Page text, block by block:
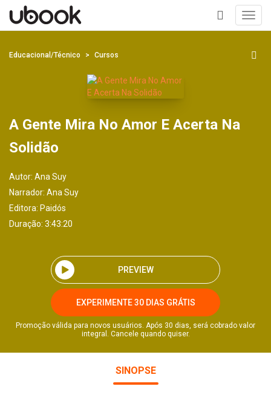
+
Educacional/Técnico Cursos
A Gente Mira No Amor E Acerta Na
Solidão
Autor: Ana Suy
Narrador: Ana Suy
Editora: Paidós
Duração: 3:43:20
PREVIEW
EXPERIMENTE 30 DIAS GRÁTIS
Promoção válida para novos usuários. Após 30 dias, será cobrado valor
integral. Cancele quando quiser.
SINOPSE